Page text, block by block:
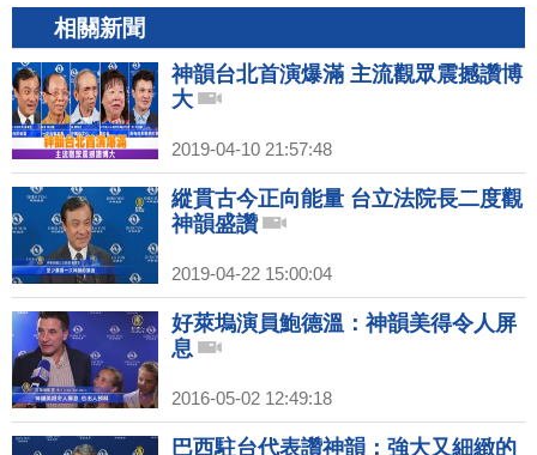
相關新聞
神韻台北首演爆滿 主流觀眾震撼讚博
大
2019-04-10 21:57:48
縱貫古今正向能量 台立法院長二度觀
神韻盛讚
2019-04-22 15:00:04
好萊塢演員鮑德溫：神韻美得令人屏
息
2016-05-02 12:49:18
巴西駐台代表讚神韻：強大又細緻的